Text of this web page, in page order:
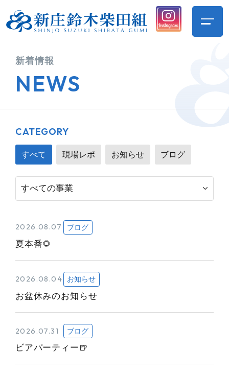
新着情報
NEWS
CATEGORY
すべて 現場レポ お知らせ ブログ
2026.08.07 ブログ
夏本番🌻
2026.08.04 お知らせ
お盆休みのお知らせ
2026.07.31 ブログ
ビアパーティー🍺